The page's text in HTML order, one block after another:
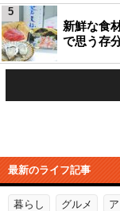
新鮮な食
で思う存
5
最新のライフ記事
暮らし グルメ